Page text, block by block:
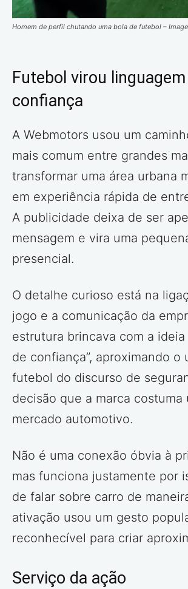
Homem de perfil chutando uma bola de futebol –
Futebol virou
confiança
A Webmotors usou um
mais comum entre grandes
transformar uma área urbana
em experiência rápida de
A publicidade deixa de ser
mensagem e vira uma
presencial.
O detalhe curioso está na
jogo e a comunicação da
estrutura brincava com a ideia
de confiança”, aproximando o
futebol do discurso de
decisão que a marca costuma
mercado automotivo.
Não é uma conexão óbvia à
mas funciona justamente por
de falar sobre carro de
ativação usou um gesto
reconhecível para criar
Serviço da ação